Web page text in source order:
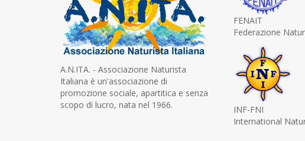
A.N.ITA. - Associazione Naturista
Italiana è un'associazione di
promozione sociale, apartitica e senza
scopo di lucro, nata nel 1966.
FENAIT
Federazione
INF-FNI
International